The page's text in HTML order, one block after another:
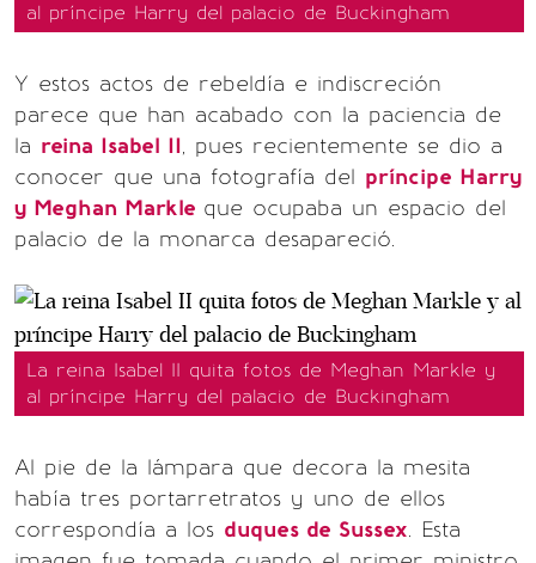
al príncipe Harry del palacio de Buckingham
Y estos actos de rebeldía e indiscreción
parece que han acabado con la paciencia de
la reina Isabel II, pues recientemente se dio a
conocer que una fotografía del príncipe Harry
y Meghan Markle que ocupaba un espacio del
palacio de la monarca desapareció.
La reina Isabel II quita fotos de Meghan Markle y
al príncipe Harry del palacio de Buckingham
Al pie de la lámpara que decora la mesita
había tres portarretratos y uno de ellos
correspondía a los duques de Sussex. Esta